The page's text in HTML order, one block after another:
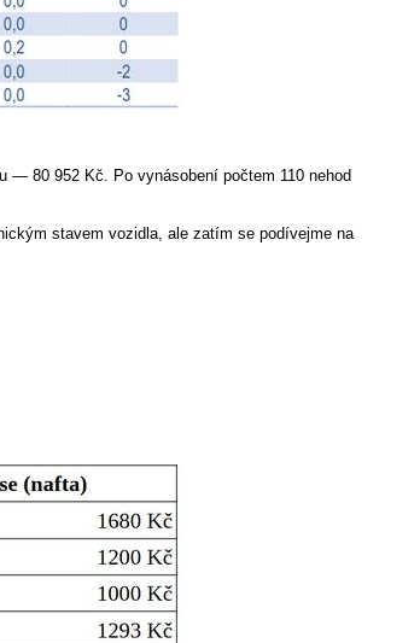
— 80 952 Kč. Po vynásobení počtem 110 nehod
stavem vozidla, ale zatím se podívejme na